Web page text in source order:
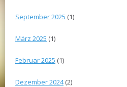
September 2025 (1)
März 2025 (1)
Februar 2025 (1)
Dezember 2024(2)